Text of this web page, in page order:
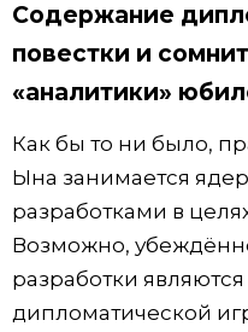
Содержание
повестки и
«аналитики»
Как бы то ни было,
Ына занимается
разработками в
Возможно,
разработки
дипломатической